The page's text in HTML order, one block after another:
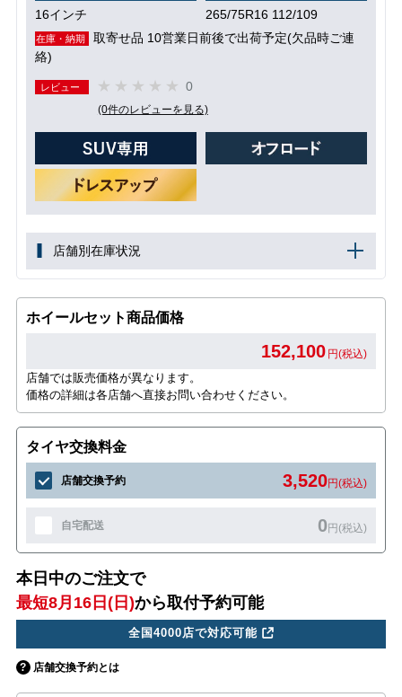
16インチ 265/75R16 112/109
在庫・納期
取寄せ品 10営業日前後で出荷予定(欠品時ご連
絡)
レビュー 0
(0件のレビューを見る)
店舗別在庫状況
ホイールセット商品価格
152,100 円(税込)
店舗では販売価格が異なります。
価格の詳細は各店舗へ直接お問い合わせください。
タイヤ交換料金
店舗交換予約 3,520円(税込)
自宅配送 0円(税込)
本日中のご注文で
最短8月16日(日)から取付予約可能
全国4000店で対応可能
店舗交換予約とは